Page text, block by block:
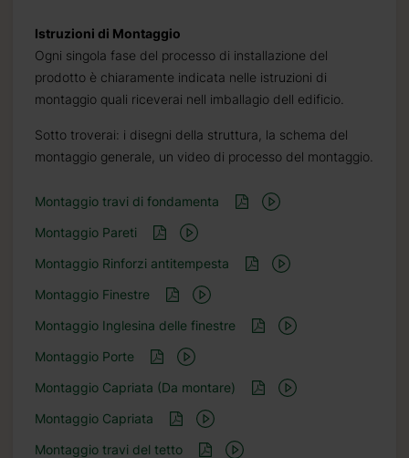
Istruzioni di Montaggio
Ogni singola fase del processo di installazione del
prodotto è chiaramente indicata nelle istruzioni di
montaggio quali riceverai nell imballagio dell edificio.
Sotto troverai: i disegni della struttura, la schema del
montaggio generale, un video di processo del montaggio.
Montaggio travi di fondamenta
Montaggio Pareti
Montaggio Rinforzi antitempesta
Montaggio Finestre
Montaggio Inglesina delle finestre
Montaggio Porte
Montaggio Capriata (Da montare)
Montaggio Capriata
Montaggio travi del tetto